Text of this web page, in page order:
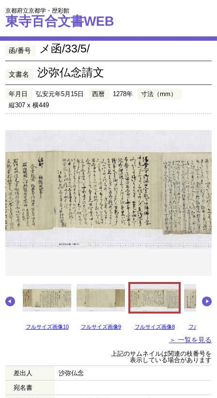
京都府立京都学・歴彩館
東寺百合文書WEB
函/番号 メ函/33/5/
文書名 沙弥仏念請文
年月日 弘安元年5月15日 西暦 1278年
寸法（mm）
縦307 x 横449
フルサイズ画像10 フルサイズ画像9 フルサイズ画像8 フルサイズ
＞ 一覧を見る
上記のサムネイルは関連の枝番号を
表示している場合があります
差出人
沙弥仏念
宛名書